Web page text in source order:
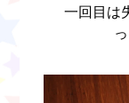
一回目は